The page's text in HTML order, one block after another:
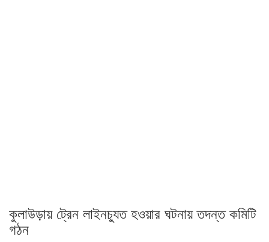
কুলাউড়ায় ট্রেন লাইনচ্যুত হওয়ার ঘটনায় তদন্ত কমিটি
গঠন